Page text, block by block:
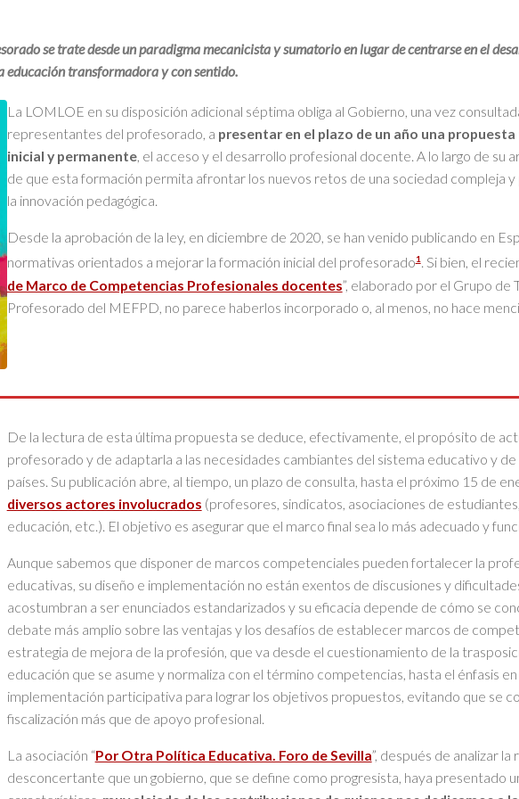
se trate desde un paradigma mecanicista y sumatorio en lugar de centrarse en el
transformadora y con sentido.
La LOMLOE en su disposición adicional séptima obliga al Gobierno, una vez
representantes del profesorado, a presentar en el plazo de un año una
inicial y permanente, el acceso y el desarrollo profesional docente. A lo largo de su
de que esta formación permita afrontar los nuevos retos de una sociedad compleja
la innovación pedagógica.
Desde la aprobación de la ley, en diciembre de 2020, se han venido publicando en
normativas orientados a mejorar la formación inicial del profesorado1. Si bien, el
de Marco de Competencias Profesionales docentes”, elaborado por el Grupo de
Profesorado del MEFPD, no parece haberlos incorporado o, al menos, no hace
De la lectura de esta última propuesta se deduce, efectivamente, el propósito de
profesorado y de adaptarla a las necesidades cambiantes del sistema educativo y
países. Su publicación abre, al tiempo, un plazo de consulta, hasta el próximo 15 de
diversos actores involucrados (profesores, sindicatos, asociaciones de
educación, etc.). El objetivo es asegurar que el marco final sea lo más adecuado y
Aunque sabemos que disponer de marcos competenciales pueden fortalecer la
educativas, su diseño e implementación no están exentos de discusiones y
acostumbran a ser enunciados estandarizados y su eficacia depende de cómo se
debate más amplio sobre las ventajas y los desafíos de establecer marcos de
estrategia de mejora de la profesión, que va desde el cuestionamiento de la
educación que se asume y normaliza con el término competencias, hasta el énfasis
implementación participativa para lograr los objetivos propuestos, evitando que se
fiscalización más que de apoyo profesional.
La asociación “Por Otra Política Educativa. Foro de Sevilla”, después de analizar
desconcertante que un gobierno, que se define como progresista, haya presentado